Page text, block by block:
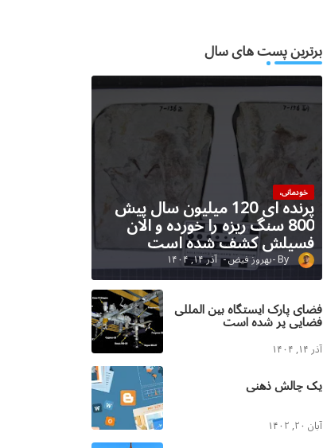
برترین پست های سال
خودمانی، پرنده ای 120 میلیون سال پیش
800 سنگ ریزه را خورده و الان
فسیلش کشف شده است
بهروز فیض آذر ۱۴, ۱۴۰۴
فضای پارک ایستگاه بین المللی
فضایی پر شده است
آذر ۱۴, ۱۴۰۴
یک چالش ذهنی
آبان ۲۰, ۱۴۰۲